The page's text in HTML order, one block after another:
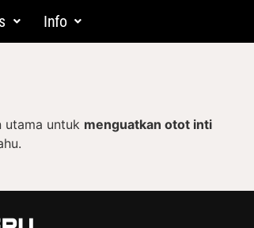
Info
utama untuk menguatkan otot inti